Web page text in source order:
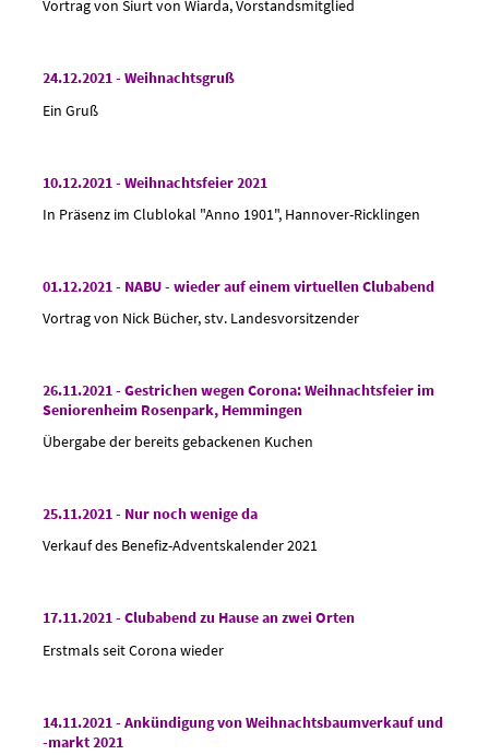
Vortrag von Siurt von Wiarda, Vorstandsmitglied
24.12.2021 - Weihnachtsgruß
Ein Gruß
10.12.2021 - Weihnachtsfeier 2021
In Präsenz im Clublokal "Anno 1901", Hannover-Ricklingen
01.12.2021 - NABU - wieder auf einem virtuellen Clubabend
Vortrag von Nick Bücher, stv. Landesvorsitzender
26.11.2021 - Gestrichen wegen Corona: Weihnachtsfeier im
Seniorenheim Rosenpark, Hemmingen
Übergabe der bereits gebackenen Kuchen
25.11.2021 - Nur noch wenige da
Verkauf des Benefiz-Adventskalender 2021
17.11.2021 - Clubabend zu Hause an zwei Orten
Erstmals seit Corona wieder
14.11.2021 - Ankündigung von Weihnachtsbaumverkauf und
-markt 2021